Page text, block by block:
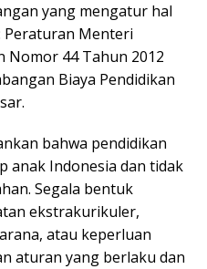
yang mengatur hal
Peraturan Menteri
Nomor 44 Tahun 2012
Biaya Pendidikan
bahwa pendidikan
anak Indonesia dan tidak
Segala bentuk
ekstrakurikuler,
atau keperluan
aturan yang berlaku dan